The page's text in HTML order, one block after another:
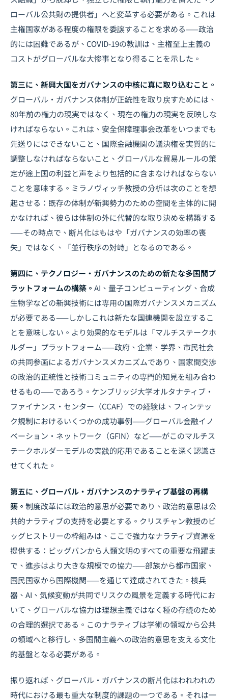
ローバル公共財の提供者」へと変革する必要がある。これは
主権国家がある程度の権限を委譲することを求める——政治
的には困難であるが、COVID-19の教訓は、主権至上主義の
コストがグローバルな大惨事となり得ることを示した。
第三に、新興大国をガバナンスの中核に真に取り込むこと。
グローバル・ガバナンス体制が正統性を取り戻すためには、
80年前の権力の現実ではなく、現在の権力の現実を反映しな
ければならない。これは、安全保障理事会改革をいつまでも
先送りにはできないこと、国際金融機関の議決権を実質的に
調整しなければならないこと、グローバルな貿易ルールの策
定が途上国の利益と声をより包括的に含まなければならない
ことを意味する。ミラノヴィッチ教授の分析は次のことを想
起させる：既存の体制が新興勢力のための空間を主体的に開
かなければ、彼らは体制の外に代替的な取り決めを構築する
——その時点で、断片化はもはや「ガバナンスの効率の喪
失」ではなく、「並行秩序の対峙」となるのである。
第四に、テクノロジー・ガバナンスのための新たな多国間プ
ラットフォームの構築。 AI、量子コンピューティング、合成
生物学などの新興技術には専用の国際ガバナンスメカニズム
が必要である——しかしこれは新たな国連機関を設立するこ
とを意味しない。より効果的なモデルは「マルチステークホ
ルダー」プラットフォーム——政府、企業、学界、市民社会
の共同参画によるガバナンスメカニズムであり、国家間交渉
の政治的正統性と技術コミュニティの専門的知見を組み合わ
せるもの——であろう。ケンブリッジ大学オルタナティブ・
ファイナンス・センター（CCAF）での経験は、フィンテッ
ク規制におけるいくつかの成功事例——グローバル金融イノ
ベーション・ネットワーク（GFIN）など——がこのマルチス
テークホルダーモデルの実践的応用であることを深く認識さ
せてくれた。
第五に、グローバル・ガバナンスのナラティブ基盤の再構
築。 制度改革には政治的意思が必要であり、政治的意思は公
共的ナラティブの支持を必要とする。クリスチャン教授のビ
ッグヒストリーの枠組みは、ここで強力なナラティブ資源を
提供する：ビッグバンから人類文明のすべての重要な飛躍ま
で、進歩はより大きな規模での協力——部族から都市国家、
国民国家から国際機関——を通じて達成されてきた。核兵
器、AI、気候変動が共同でリスクの風景を定義する時代にお
いて、グローバルな協力は理想主義ではなく種の存続のため
の合理的選択である。このナラティブは学術の領域から公共
の領域へと移行し、多国間主義への政治的意思を支える文化
的基盤となる必要がある。
振り返れば、グローバル・ガバナンスの断片化はわれわれの
時代における最も重大な制度的課題の一つである。それは一